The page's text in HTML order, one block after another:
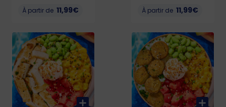
Edamame, Cream
Cheese et Crevettes
Allergènes : Crustacés,
gluten, soja, lait,
sésame KCAL : LIL : 532
- MED : 633 - BIG : 844
À partir de 11,99€
de mangue 🥭,
Teriyaki. Allergènes :
Gluten, soja, lait,
sésame KCAL : LIL :
487 - MED : 666 - BIG :
899
À partir de 11,99€